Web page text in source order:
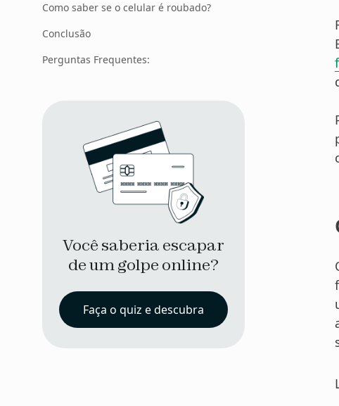
Como saber se o celular é roubado?
Conclusão
Perguntas Frequentes:
Você saberia escapar
de um golpe online?
Faça o quiz e descubra